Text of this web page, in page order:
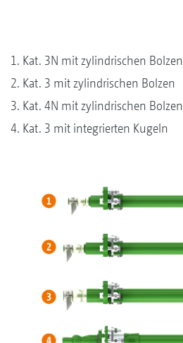
1. Kat. 3N mit zylindrischen Bolzen
2. Kat. 3 mit zylindrischen Bolzen
3. Kat. 4N mit zylindrischen Bolzen
4. Kat. 3 mit integrierten Kugeln